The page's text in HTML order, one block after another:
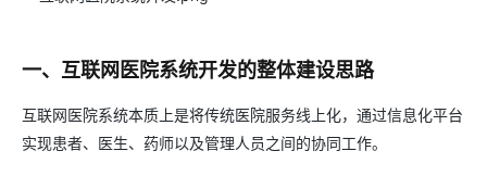
一、互联网医院系统开发的整体建设思路
互联网医院系统本质上是将传统医院服务线上化，通过信息化平台
实现患者、医生、药师以及管理人员之间的协同工作。